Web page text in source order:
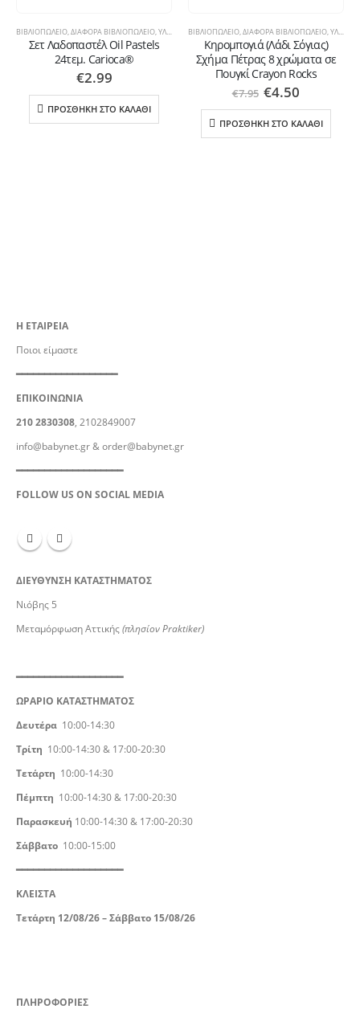
ΒΙΒΛΙΟΠΩΛΕΙΟ ΔΙΆΦΟΡΑ ΒΙΒΛΙΟΠΩΛΕΊΟ ΥΛΙΚΆ ΖΩΓΡΑΦΙΚΉΣ
Σετ Λαδοπαστέλ Oil Pastels
24τεμ. Carioca®
€2.99
ΠΡΟΣΘΉΚΗ ΣΤΟ ΚΑΛΆΘΙ
ΒΙΒΛΙΟΠΩΛΕΙΟ ΔΙΆΦΟΡΑ ΒΙΒΛΙΟΠΩΛΕΊΟ ΥΛΙΚΆ ΖΩΓΡΑΦΙΚΉΣ
Kηρομπογιά (Λάδι Σόγιας)
Σχήμα Πέτρας 8 χρώματα σε
Πουγκί Crayon Rocks
€7.95 €4.50
ΠΡΟΣΘΉΚΗ ΣΤΟ ΚΑΛΆΘΙ
Η ΕΤΑΙΡΕΙΑ
Ποιοι είμαστε
━━━━━━━━━━━━━━━━━━
ΕΠΙΚΟΙΝΩΝΙΑ
210 2830308, 2102849007
info@babynet.gr&order@babynet.gr
━━━━━━━━━━━━━━━━━━━
FOLLOW US ON SOCIAL MEDIA
ΔΙΕΥΘΥΝΣΗ ΚΑΤΑΣΤΗΜΑΤΟΣ
Νιόβης 5
Μεταμόρφωση Αττικής(πλησίον Praktiker)
━━━━━━━━━━━━━━━━━━━
ΩΡΑΡΙΟ ΚΑΤΑΣΤΗΜΑΤΟΣ
Δευτέρα 10:00-14:30
Τρίτη 10:00-14:30 & 17:00-20:30
Τετάρτη 10:00-14:30
Πέμπτη 10:00-14:30 & 17:00-20:30
Παρασκευή 10:00-14:30 & 17:00-20:30
Σάββατο 10:00-15:00
━━━━━━━━━━━━━━━━━━━
ΚΛΕΙΣΤΑ
Τετάρτη 12/08/26 – Σάββατο 15/08/26
ΠΛΗΡΟΦΟΡΙΕΣ